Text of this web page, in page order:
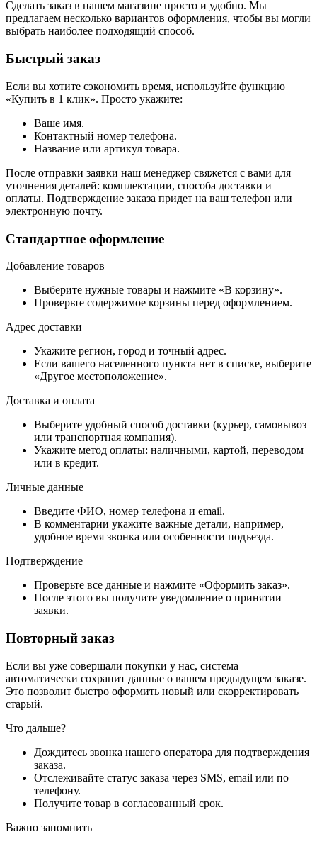
Сделать заказ в нашем магазине просто и удобно. Мы
предлагаем несколько вариантов оформления, чтобы вы могли
выбрать наиболее подходящий способ.
Быстрый заказ
Если вы хотите сэкономить время, используйте функцию
«Купить в 1 клик». Просто укажите:
Ваше имя.
Контактный номер телефона.
Название или артикул товара.
После отправки заявки наш менеджер свяжется с вами для
уточнения деталей: комплектации, способа доставки и
оплаты. Подтверждение заказа придет на ваш телефон или
электронную почту.
Стандартное оформление
Добавление товаров
Выберите нужные товары и нажмите «В корзину».
Проверьте содержимое корзины перед оформлением.
Адрес доставки
Укажите регион, город и точный адрес.
Если вашего населенного пункта нет в списке, выберите
«Другое местоположение».
Доставка и оплата
Выберите удобный способ доставки (курьер, самовывоз
или транспортная компания).
Укажите метод оплаты: наличными, картой, переводом
или в кредит.
Личные данные
Введите ФИО, номер телефона и email.
В комментарии укажите важные детали, например,
удобное время звонка или особенности подъезда.
Подтверждение
Проверьте все данные и нажмите «Оформить заказ».
После этого вы получите уведомление о принятии
заявки.
Повторный заказ
Если вы уже совершали покупки у нас, система
автоматически сохранит данные о вашем предыдущем заказе.
Это позволит быстро оформить новый или скорректировать
старый.
Что дальше?
Дождитесь звонка нашего оператора для подтверждения
заказа.
Отслеживайте статус заказа через SMS, email или по
телефону.
Получите товар в согласованный срок.
Важно запомнить